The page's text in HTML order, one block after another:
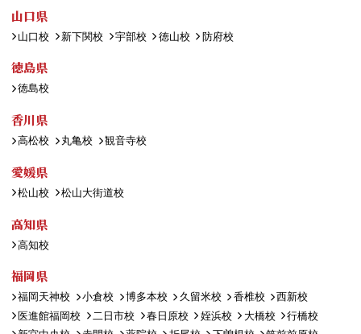
山口県
山口校 新下関校 宇部校 徳山校 防府校
徳島県
徳島校
香川県
高松校 丸亀校 観音寺校
愛媛県
松山校 松山大街道校
高知県
高知校
福岡県
福岡天神校 小倉校 博多本校 久留米校 香椎校
西新校
医進館福岡校
二日市校 春日原校 姪浜校 大橋校
行橋校